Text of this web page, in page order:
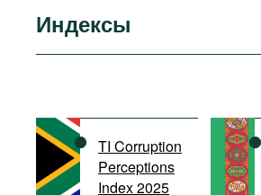
Стран
Ресурсы
Документы международных
организаций
Индексы
TI Corruption
Perceptions
Index 2025